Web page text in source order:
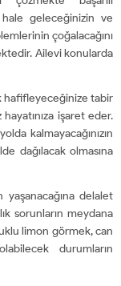
hale geleceğinizin ve
çoğalacağını
Ailevi konularda
bilgisini verecektir.
ulaşmakta
hafifleyeceğinize tabir
işaret eder.
kalmayacağınızın
dağılacak olmasına
sürdüreceğiniz
Kısa sürede
delalet
sorunların meydana
limon görmek, can
durumların
göre rüyada limon